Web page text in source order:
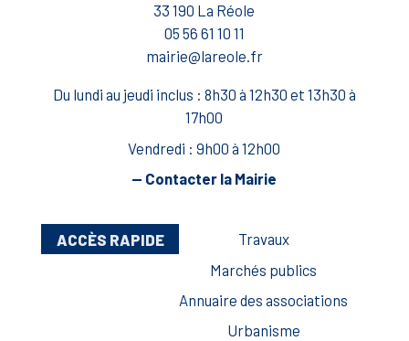
33 190 La Réole
05 56 61 10 11
mairie@lareole.fr
Du lundi au jeudi inclus : 8h30 à 12h30 et 13h30 à
17h00
Vendredi : 9h00 à 12h00
— Contacter la Mairie
ACCÈS RAPIDE
Travaux
Marchés publics
Annuaire des associations
Urbanisme